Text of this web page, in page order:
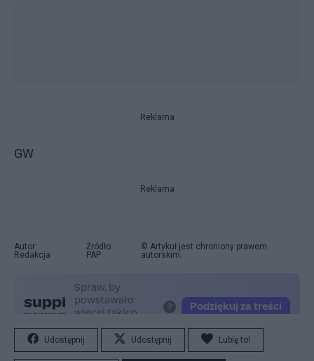
Reklama
GW
Reklama
Autor:
Redakcja
Źródło:
PAP
© Artykuł jest chroniony prawem
autorskim.
Udostępnij Udostępnij Lubię to!